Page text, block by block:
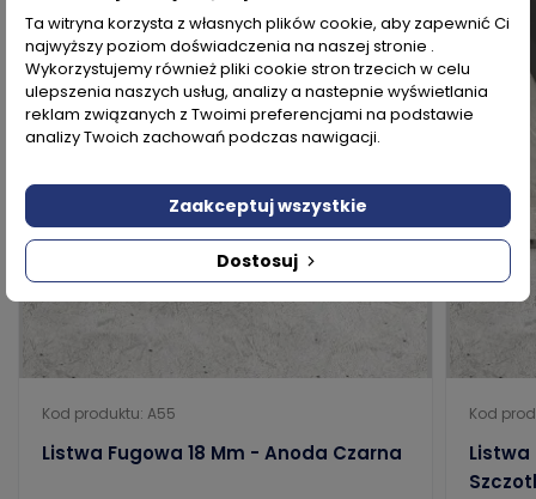
Kod produktu: A55
Listwa Fugowa 18 Mm - Anoda Czarna
Kod
Listwa
Ta witryna korzysta z własnych plików cookie, aby zapewnić Ci
najwyższy poziom doświadczenia na naszej stronie .
Wykorzystujemy również pliki cookie stron trzecich w celu
ulepszenia naszych usług, analizy a nastepnie wyświetlania
reklam związanych z Twoimi preferencjami na podstawie
analizy Twoich zachowań podczas nawigacji.
Dostosuj
Zaakceptuj wszystkie